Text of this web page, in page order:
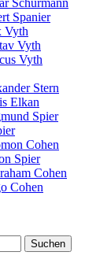
Schürmann
Spanier
Vyth
Vyth
Vyth
Stern
Elkan
Spier
Cohen
Spier
Cohen
Cohen